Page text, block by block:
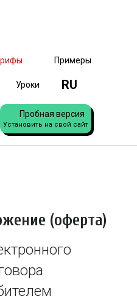
RU
Пробная версия
Установить на свой сайт
Примеры
Уроки
(оферта)